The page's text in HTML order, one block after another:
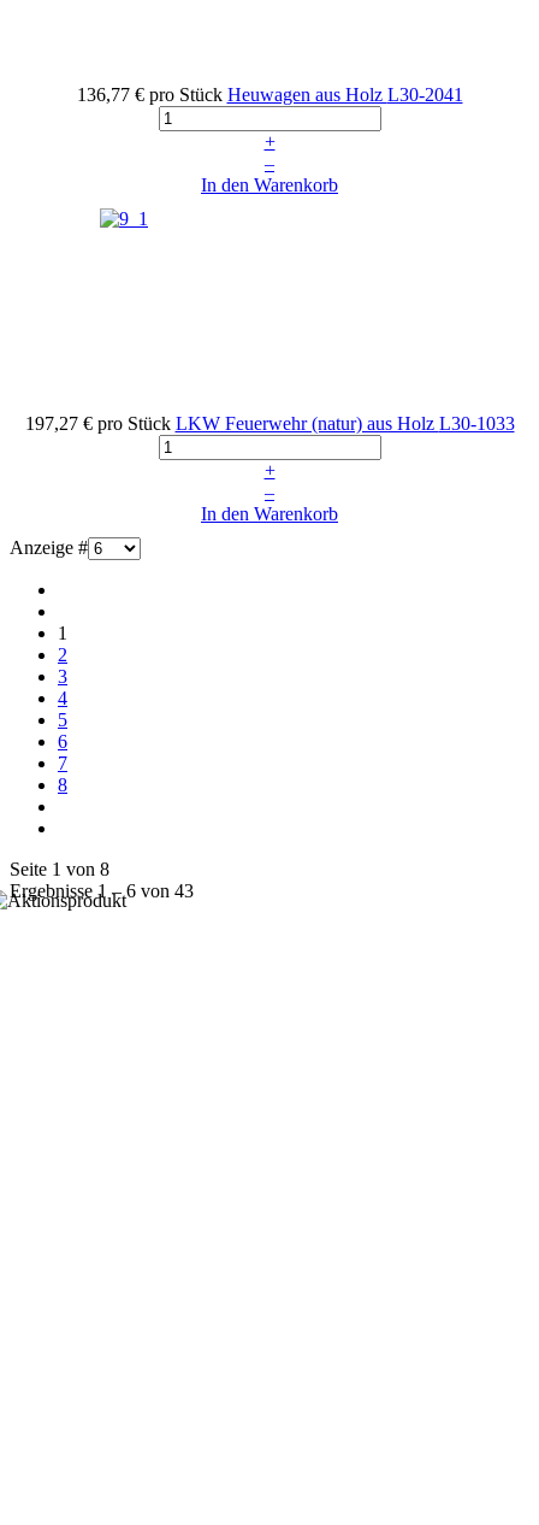
136,77 € pro Stück Heuwagen aus Holz L30-2041
+
–
In den Warenkorb
197,27 € pro Stück LKW Feuerwehr (natur) aus Holz L30-1033
+
–
In den Warenkorb
Anzeige #
1
2
3
4
5
6
7
8
Seite 1 von 8
Ergebnisse 1 – 6 von 43